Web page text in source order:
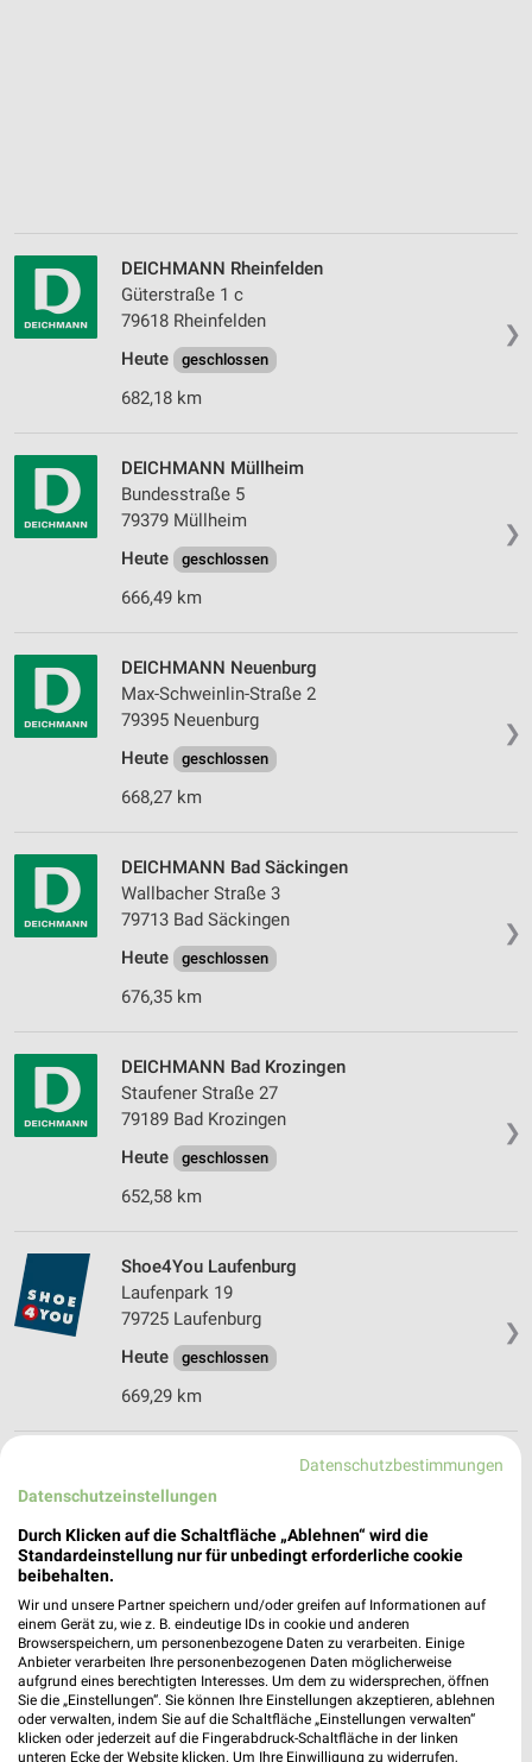
❯
DEICHMANN Rheinfelden
Güterstraße 1 c
79618 Rheinfelden
Heute
geschlossen
682,18 km
❯
DEICHMANN Müllheim
Bundesstraße 5
79379 Müllheim
Heute
geschlossen
666,49 km
❯
DEICHMANN Neuenburg
Max-Schweinlin-Straße 2
79395 Neuenburg
Heute
geschlossen
668,27 km
❯
DEICHMANN Bad Säckingen
Wallbacher Straße 3
79713 Bad Säckingen
Heute
geschlossen
676,35 km
❯
DEICHMANN Bad Krozingen
Staufener Straße 27
79189 Bad Krozingen
Heute
geschlossen
652,58 km
❯
Shoe4You Laufenburg
Laufenpark 19
79725 Laufenburg
Heute
geschlossen
669,29 km
DEICHMANN Laufenburg
Laufenpark 19
Heute geschlossen
669,26 km
DEICHMANN Freiburg
Schwarzwaldstraße 78 - 80
79117 Freiburg
Heute geschlossen
Datenschutzbestimmungen
Datenschutzeinstellungen
Durch Klicken auf die Schaltfläche „Ablehnen“ wird die
Standardeinstellung nur für unbedingt erforderliche cookie
beibehalten.
Wir und unsere Partner speichern und/oder greifen auf Informationen auf
einem Gerät zu, wie z. B. eindeutige IDs in cookie und anderen
Browserspeichern, um personenbezogene Daten zu verarbeiten. Einige
Anbieter verarbeiten Ihre personenbezogenen Daten möglicherweise
aufgrund eines berechtigten Interesses. Um dem zu widersprechen, öffnen
Sie die „Einstellungen“. Sie können Ihre Einstellungen akzeptieren, ablehnen
oder verwalten, indem Sie auf die Schaltfläche „Einstellungen verwalten“
klicken oder jederzeit auf die Fingerabdruck-Schaltfläche in der linken
unteren Ecke der Website klicken. Um Ihre Einwilligung zu widerrufen,